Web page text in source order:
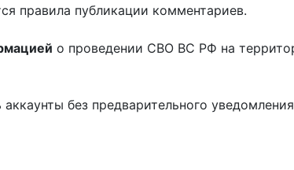
правила публикации комментариев.
о проведении СВО ВС РФ на
без предварительного